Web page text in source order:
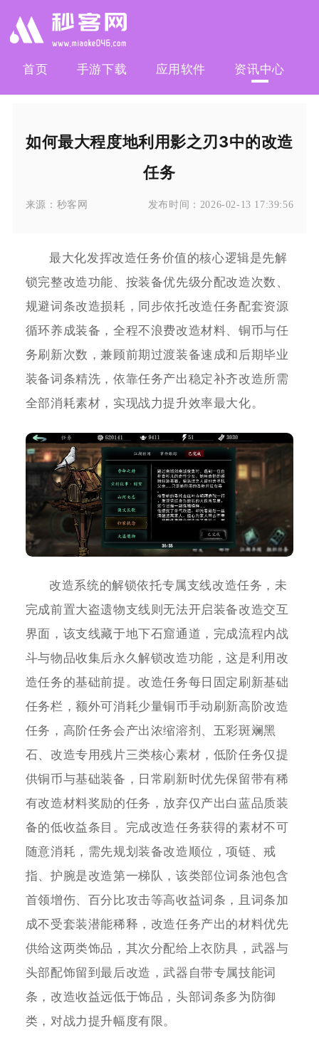
首页 手游下载 应用软件 资讯中心
如何最大程度地利用影之刃3中的改造
任务
来源： 秒客网 发布时间： 2026-02-13 17:39:56
最大化发挥改造任务价值的核心逻辑是先解
锁完整改造功能、按装备优先级分配改造次数、
规避词条改造损耗，同步依托改造任务配套资源
循环养成装备，全程不浪费改造材料、铜币与任
务刷新次数，兼顾前期过渡装备速成和后期毕业
装备词条精洗，依靠任务产出稳定补齐改造所需
全部消耗素材，实现战力提升效率最大化。
改造系统的解锁依托专属支线改造任务，未
完成前置大盗遗物支线则无法开启装备改造交互
界面，该支线藏于地下石窟通道，完成流程内战
斗与物品收集后永久解锁改造功能，这是利用改
造任务的基础前提。改造任务每日固定刷新基础
任务栏，额外可消耗少量铜币手动刷新高阶改造
任务，高阶任务会产出浓缩溶剂、五彩斑斓黑
石、改造专用残片三类核心素材，低阶任务仅提
供铜币与基础装备，日常刷新时优先保留带有稀
有改造材料奖励的任务，放弃仅产出白蓝品质装
备的低收益条目。完成改造任务获得的素材不可
随意消耗，需先规划装备改造顺位，项链、戒
指、护腕是改造第一梯队，该类部位词条池包含
首领增伤、百分比攻击等高收益词条，且词条加
成不受套装潜能稀释，改造任务产出的材料优先
供给这两类饰品，其次分配给上衣防具，武器与
头部配饰留到最后改造，武器自带专属技能词
条，改造收益远低于饰品，头部词条多为防御
类，对战力提升幅度有限。